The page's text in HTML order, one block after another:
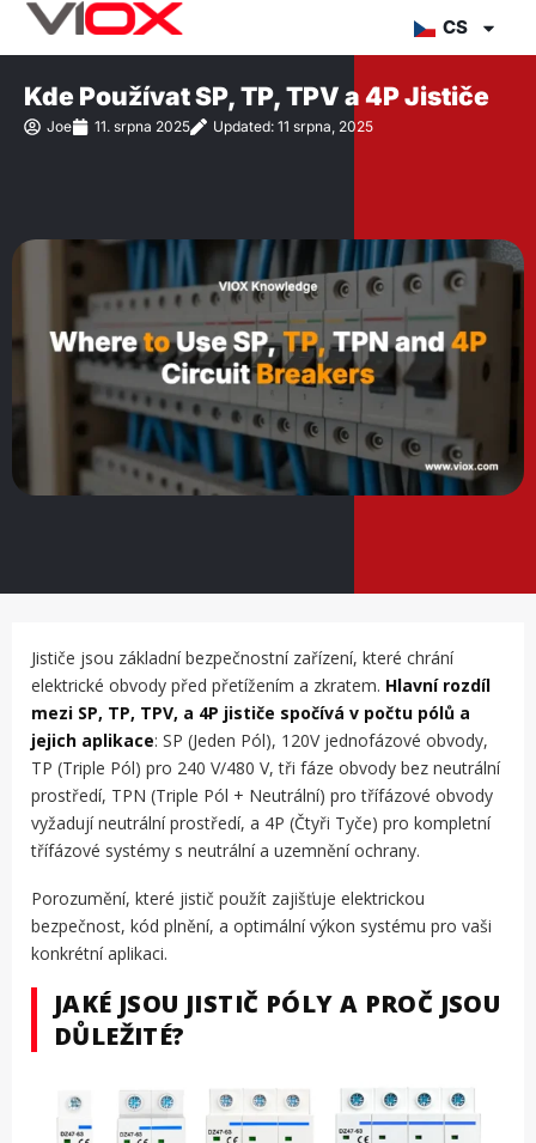
Přejít
CS
Kde Používat SP, TP, TPV a 4P Jističe
Joe 11. srpna 2025 Updated: 11 srpna, 2025
Jističe jsou základní bezpečnostní zařízení, které chrání
elektrické obvody před přetížením a zkratem. Hlavní rozdíl
mezi SP, TP, TPV, a 4P jističe spočívá v počtu pólů a
jejich aplikace: SP (Jeden Pól), 120V jednofázové obvody,
TP (Triple Pól) pro 240 V/480 V, tři fáze obvody bez neutrální
prostředí, TPN (Triple Pól + Neutrální) pro třífázové obvody
vyžadují neutrální prostředí, a 4P (Čtyři Tyče) pro kompletní
třífázové systémy s neutrální a uzemnění ochrany.
Porozumění, které jistič použít zajišťuje elektrickou
bezpečnost, kód plnění, a optimální výkon systému pro vaši
konkrétní aplikaci.
JAKÉ JSOU JISTIČ PÓLY A PROČ JSOU
DŮLEŽITÉ?